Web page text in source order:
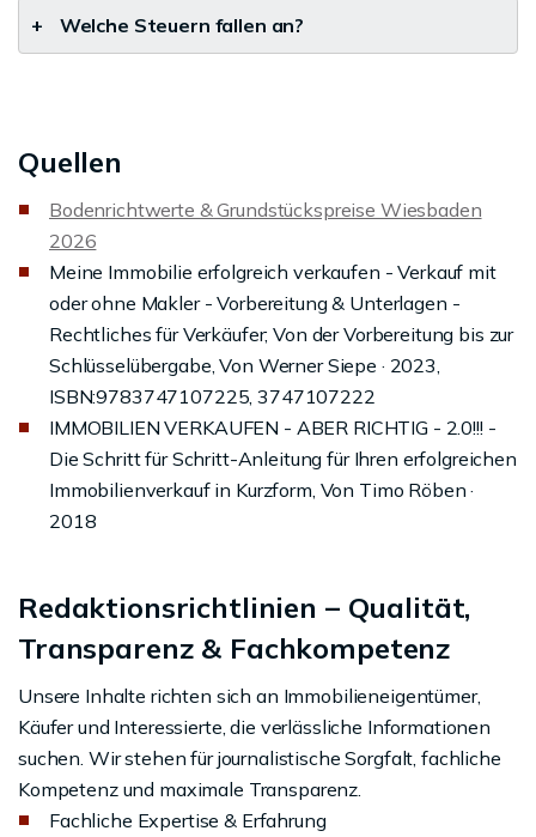
+ Welche Steuern fallen an?
Quellen
Bodenrichtwerte & Grundstückspreise Wiesbaden
2026
Meine Immobilie erfolgreich verkaufen - Verkauf mit
oder ohne Makler - Vorbereitung & Unterlagen -
Rechtliches für Verkäufer; Von der Vorbereitung bis zur
Schlüsselübergabe, Von Werner Siepe · 2023,
ISBN:9783747107225, 3747107222
IMMOBILIEN VERKAUFEN - ABER RICHTIG - 2.0!!! -
Die Schritt für Schritt-Anleitung für Ihren erfolgreichen
Immobilienverkauf in Kurzform, Von Timo Röben ·
2018
Redaktionsrichtlinien – Qualität,
Transparenz & Fachkompetenz
Unsere Inhalte richten sich an Immobilieneigentümer,
Käufer und Interessierte, die verlässliche Informationen
suchen. Wir stehen für journalistische Sorgfalt, fachliche
Kompetenz und maximale Transparenz.
Fachliche Expertise & Erfahrung